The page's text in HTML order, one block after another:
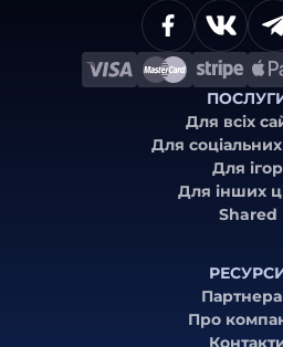
Для всіх
Для
Для ігор
Для інших
Shared
Про